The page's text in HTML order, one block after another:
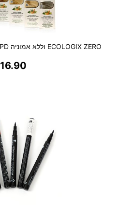
ECOLOGIX ZERO וללא אמוניה PPD צבע לשיער ללא
16.90